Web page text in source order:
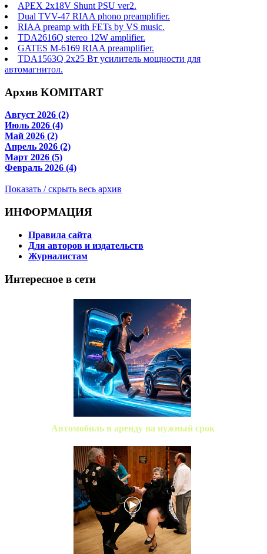
APEX 2x18V Shunt PSU ver2.
Dual TVV-47 RIAA phono preamplifier.
RIAA preamp with FETs by VS music.
TDA2616Q stereo 12W amplifier.
GATES M-6169 RIAA preamplifier.
TDA1563Q 2x25 Вт усилитель мощности для
автомагнитол.
Архив KOMITART
Август 2026 (2)
Июль 2026 (4)
Май 2026 (2)
Апрель 2026 (2)
Март 2026 (5)
Февраль 2026 (4)
Показать / скрыть весь архив
ИНФОРМАЦИЯ
Правила сайта
Для авторов и издательств
Журналистам
Интересное в сети
Автомобиль в аренду на нужный срок